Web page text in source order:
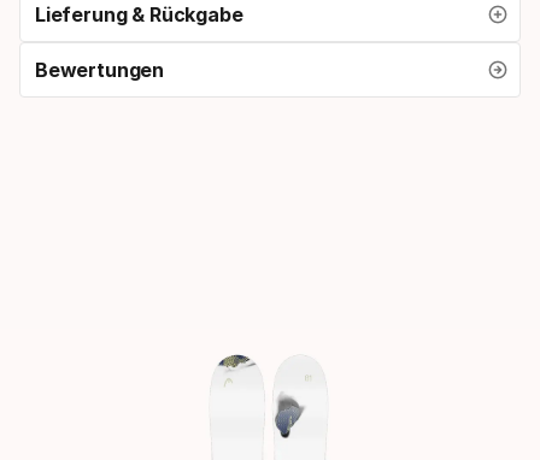
Lieferung & Rückgabe
Bewertungen